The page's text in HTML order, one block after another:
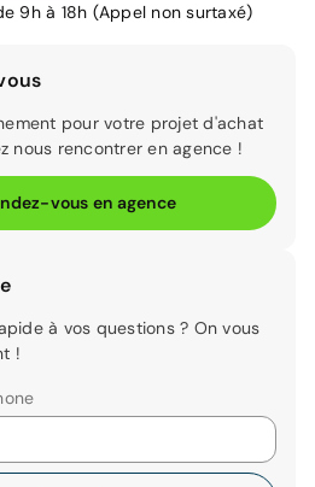
9h à 18h (Appel non surtaxé)
pour votre projet d'achat
nous rencontrer en agence !
vous en agence
à vos questions ? On vous
!